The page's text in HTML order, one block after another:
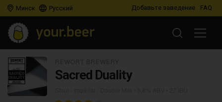
Минск Русский Добавьте заведение FAQ
Sacred Duality